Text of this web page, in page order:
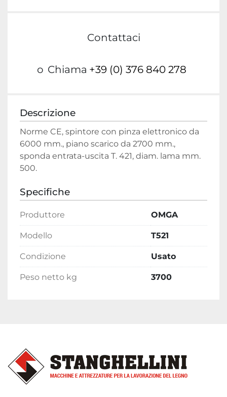
Contattaci
o Chiama +39 (0) 376 840 278
Descrizione
Norme CE, spintore con pinza elettronico da
6000 mm., piano scarico da 2700 mm.,
sponda entrata-uscita T. 421, diam. lama mm.
500.
Specifiche
Produttore OMGA
Modello T521
Condizione Usato
Peso netto kg 3700